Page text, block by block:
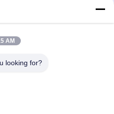
Κάμερες σώματος
αστυνομίας
Κάμερα κρανών
AM
looking for?